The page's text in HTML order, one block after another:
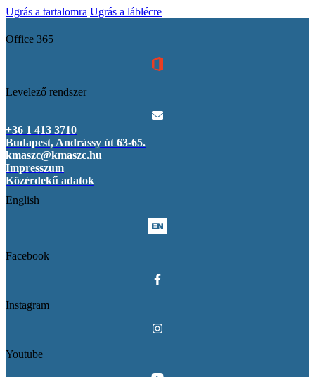
Ugrás a tartalomra Ugrás a láblécre
Office 365
Levelező rendszer
+36 1 413 3710
Budapest, Andrássy út 63-65.
kmaszc@kmaszc.hu
Impresszum
Közérdekű adatok
English
Facebook
Instagram
Youtube